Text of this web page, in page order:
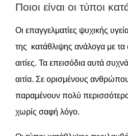
Ποιοι είναι οι τύποι
Οι επαγγελματίες ψυχικής
της κατάθλιψης ανάλογα με τα
αιτίες. Τα επεισόδια αυτά
αιτία. Σε ορισμένους
παραμένουν πολύ
χωρίς σαφή λόγο.